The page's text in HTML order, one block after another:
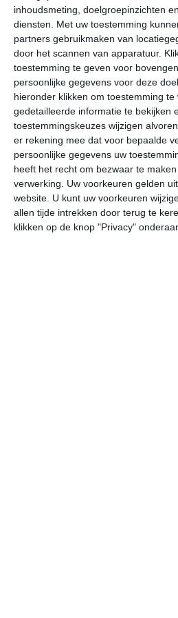
inhoudsmeting, doelgroepinzichten
diensten.
Met uw toestemming
partners gebruikmaken van
door het scannen van apparatuur.
toestemming te geven voor
persoonlijke gegevens voor deze
hieronder klikken om toestemming
gedetailleerde informatie te bekijken
toestemmingskeuzes wijzigen
er rekening mee dat voor bepaalde
persoonlijke gegevens uw
heeft het recht om bezwaar te
verwerking. Uw voorkeuren gelden
website. U kunt uw voorkeuren
allen tijde intrekken door terug te
klikken op de knop "Privacy"
toch echt de maand dat het
aantal warme zomerse dagen in
Neerslag
Door de ligging ten zuiden van de
relatief nat land. Het
zelfs tot de meest natte regio's
gemiddeld 2500 tot 3000
waarvan in de winter het
sneeuw valt. Hierdoor kun je in
wintersporten. Over heel Slovenië
jaar gemiddeld ongeveer 1300
neerslag. Het oosten is de
steeds een aanzienlijke